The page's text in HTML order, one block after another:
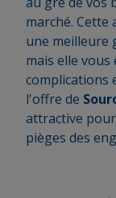
marché.
une meilleure
mais elle
complications
l'offre de
attractive
pièges des